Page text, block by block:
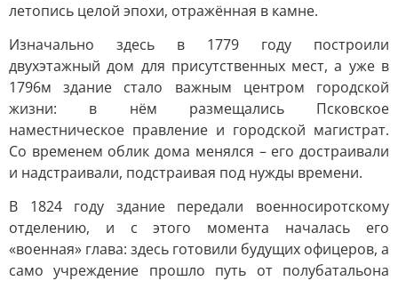
летопись целой эпохи, отражённая в камне.
Изначально здесь в 1779 году построили
двухэтажный дом для присутственных мест, а уже в
1796м здание стало важным центром городской
жизни: в нём размещались Псковское
наместническое правление и городской магистрат.
Со временем облик дома менялся – его достраивали
и надстраивали, подстраивая под нужды времени.
В 1824 году здание передали военносиротскому
отделению, и с этого момента началась его
«военная» глава: здесь готовили будущих офицеров, а
само учреждение прошло путь от полубатальона